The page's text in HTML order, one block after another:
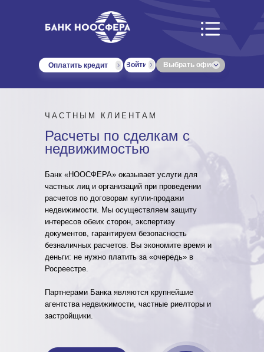
Войти Выбрать офис
Оплатить кредит
ЧАСТНЫМ КЛИЕНТАМ
Расчеты по сделкам с
недвижимостью
Банк «НООСФЕРА» оказывает услуги для
частных лиц и организаций при проведении
расчетов по договорам купли-продажи
недвижимости. Мы осуществляем защиту
интересов обеих сторон, экспертизу
документов, гарантируем безопасность
безналичных расчетов. Вы экономите время и
деньги: не нужно платить за «очередь» в
Росреестре.
Партнерами Банка являются крупнейшие
агентства недвижимости, частные риелторы и
застройщики.